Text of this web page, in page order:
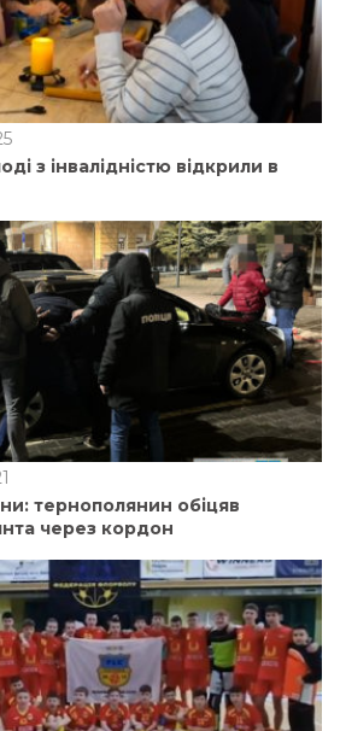
з інвалідністю відкрили в
тернополянин обіцяв
через кордон